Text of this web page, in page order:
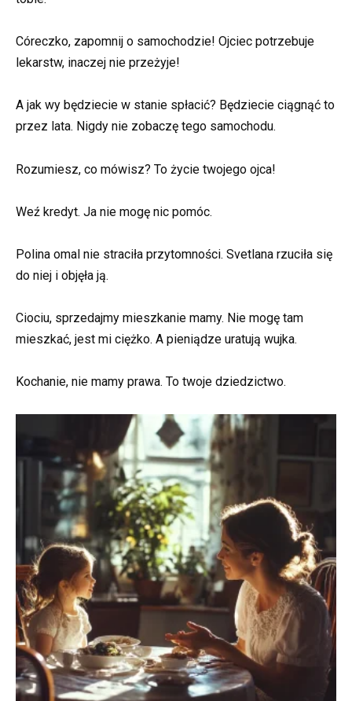
Córeczko, zapomnij o samochodzie! Ojciec potrzebuje
lekarstw, inaczej nie przeżyje!
A jak wy będziecie w stanie spłacić? Będziecie ciągnąć to
przez lata. Nigdy nie zobaczę tego samochodu.
Rozumiesz, co mówisz? To życie twojego ojca!
Weź kredyt. Ja nie mogę nic pomóc.
Polina omal nie straciła przytomności. Svetlana rzuciła się
do niej i objęła ją.
Ciociu, sprzedajmy mieszkanie mamy. Nie mogę tam
mieszkać, jest mi ciężko. A pieniądze uratują wujka.
Kochanie, nie mamy prawa. To twoje dziedzictwo.